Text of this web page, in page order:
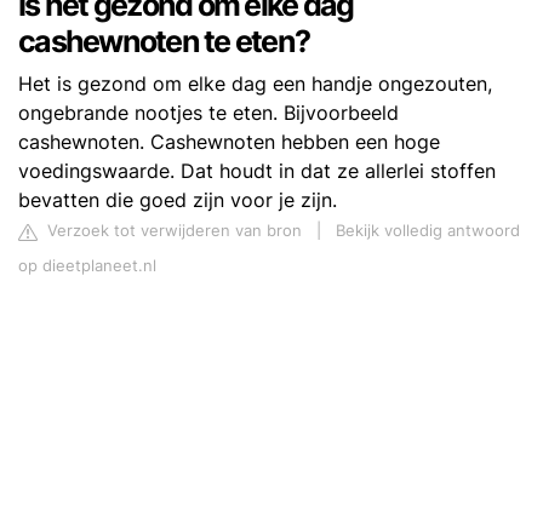
cashewnoten te eten?
Het is gezond om elke dag een handje ongezouten,
ongebrande nootjes te eten. Bijvoorbeeld
cashewnoten. Cashewnoten hebben een hoge
voedingswaarde. Dat houdt in dat ze allerlei stoffen
bevatten die goed zijn voor je zijn.
Verzoek tot verwijderen van bron
Bekijk volledig antwoord
op dieetplaneet.nl